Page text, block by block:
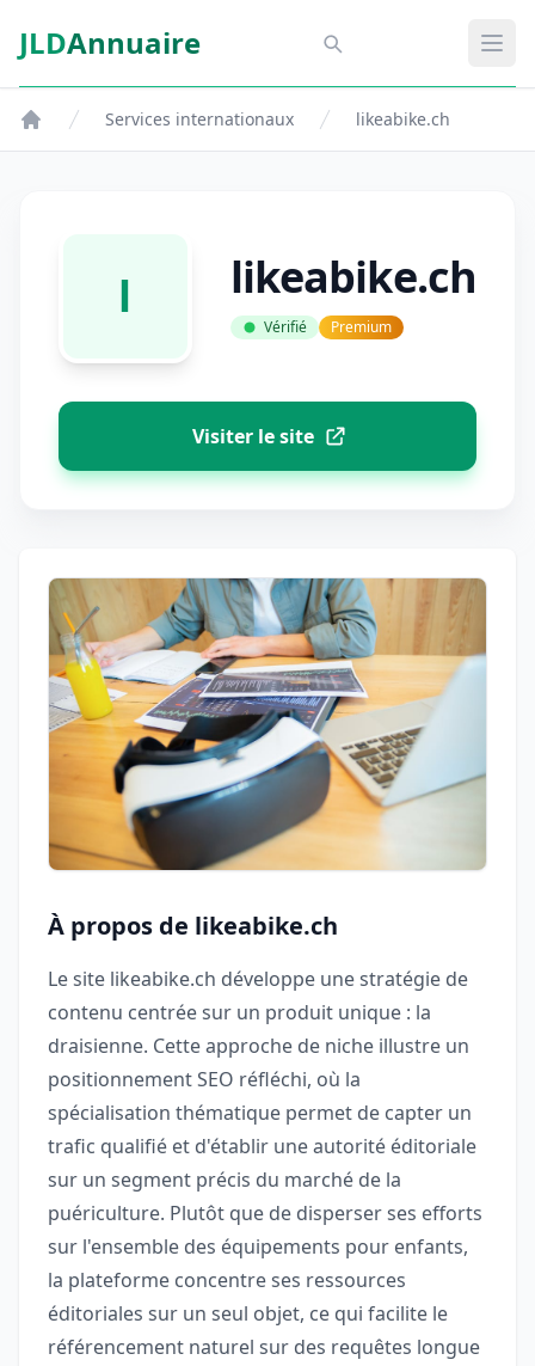
Aspect SDM
JLDAnnuaire
Services internationaux likeabike.ch
l likeabike.ch
Vérifié Premium
Visiter le site
À propos de likeabike.ch
Le site likeabike.ch développe une stratégie de
contenu centrée sur un produit unique : la
draisienne. Cette approche de niche illustre un
positionnement SEO réfléchi, où la
spécialisation thématique permet de capter un
trafic qualifié et d'établir une autorité éditoriale
sur un segment précis du marché de la
puériculture. Plutôt que de disperser ses efforts
sur l'ensemble des équipements pour enfants,
la plateforme concentre ses ressources
éditoriales sur un seul objet, ce qui facilite le
référencement naturel sur des requêtes longue